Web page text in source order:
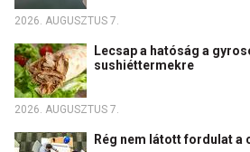
2026. AUGUSZTUS 7.
Lecsap a hatóság a
sushiéttermekre
2026. AUGUSZTUS 7.
Rég nem látott fordulat a